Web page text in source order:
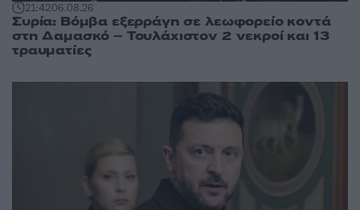
21:4206.08.26
Συρία: Βόμβα εξερράγη σε λεωφορείο κοντά
στη Δαμασκό – Τουλάχιστον 2 νεκροί και 13
τραυματίες